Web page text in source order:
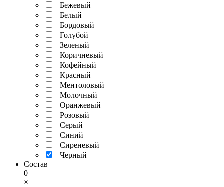
Бежевый
Белый
Бордовый
Голубой
Зеленый
Коричневый
Кофейный
Красный
Ментоловый
Молочный
Оранжевый
Розовый
Серый
Синий
Сиреневый
Черный
Состав
0
×